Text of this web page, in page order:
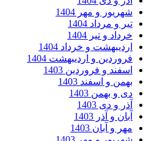
و مهر 1404
و مرداد 1404
و تیر 1404
و خرداد 1404
و اردیبهشت 1404
و فروردین 1403
و اسفند 1403
و بهمن 1403
و دی 1403
و آذر 1403
و آبان 1403